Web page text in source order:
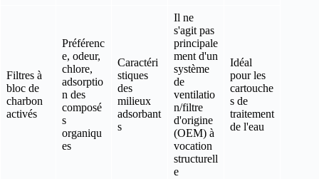
Filtres à
bloc de
charbon
activés
Préférenc
e, odeur,
chlore,
adsorptio
n des
composé
s
organiqu
es
Caractéri
stiques
des
milieux
adsorbant
s
Il ne
s'agit pas
principale
ment d'un
système
de
ventilatio
n/filtre
d'origine
(OEM) à
vocation
structurell
e
Idéal
pour les
cartouche
s de
traitement
de l'eau